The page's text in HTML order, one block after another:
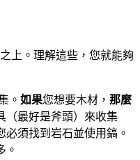
上。理解這些，您就能夠
。 如果您想要木材， 那麼
（最好是斧頭）來收集
必須找到岩石並使用鎬。
。